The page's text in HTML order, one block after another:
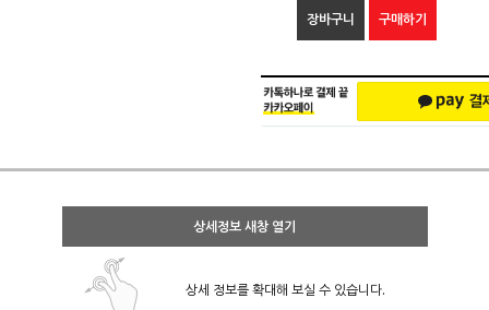
장바구니 구매하기
상세정보 새창 열기
상세 정보를 확대해 보실 수 있습니다.